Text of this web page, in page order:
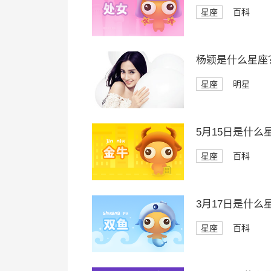
星座 百科
杨颖是什么星座
星座 明星
5月15日是什么
星座 百科
3月17日是什么
星座 百科